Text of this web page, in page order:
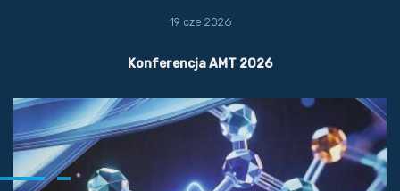
19 cze 2026
Konferencja AMT 2026